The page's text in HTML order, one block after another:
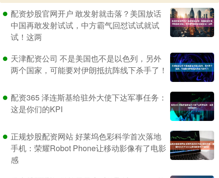
配资炒股官网开户 敢发射就击落？美国放话
中国再敢发射试试，中方霸气回怼试试就试
试！这两
天津配资公司 不是美国也不是以色列，另外
两个国家，可能要对伊朗抵抗阵线下杀手了！
配资365 泽连斯基给驻外大使下达军事任务：
这是你们的KPI
正规炒股配资网站 好莱坞色彩科学首次落地
手机：荣耀Robot Phone让移动影像有了电影
感